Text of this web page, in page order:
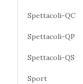
Spettacoli-QC
Spettacoli-QP
Spettacoli-QS
Sport